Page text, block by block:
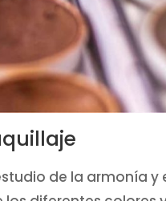
de la armonía y